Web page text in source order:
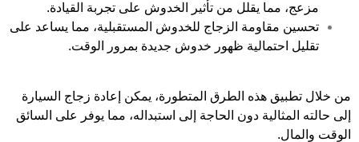
مزعج، مما يقلل من تأثير الخدوش على تجربة القيادة.
تحسين مقاومة الزجاج للخدوش المستقبلية، مما يساعد على
تقليل احتمالية ظهور خدوش جديدة بمرور الوقت.
من خلال تطبيق هذه الطرق المتطورة، يمكن إعادة زجاج السيارة
إلى حالته المثالية دون الحاجة إلى استبداله، مما يوفر على السائق
الوقت والمال.